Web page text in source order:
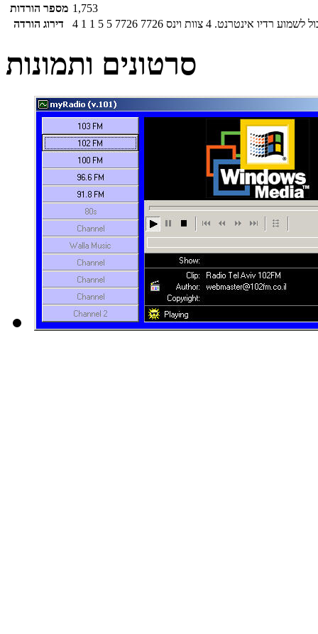
מספר הורדות 1,753
דירוג הורדה
4 1 לשמוע רדיו אינטרנט. 4 צוות וינס 7726
7726
5
5
1
סרטונים ותמונות